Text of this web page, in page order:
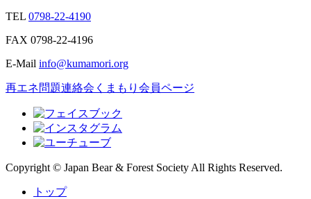
TEL 0798-22-4190
FAX 0798-22-4196
E-Mail info@kumamori.org
再エネ問題連絡会 くまもり会員ページ
Copyright © Japan Bear & Forest Society All Rights Reserved.
トップ